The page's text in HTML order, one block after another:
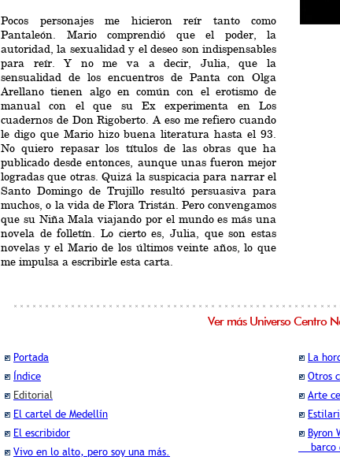
Pocos personajes me hicieron reír tanto como
Pantaleón. Mario comprendió que el poder, la
autoridad, la sexualidad y el deseo son indispensables
para reír. Y no me va a decir, Julia, que la
sensualidad de los encuentros de Panta con Olga
Arellano tienen algo en común con el erotismo de
manual con el que su Ex experimenta en Los
cuadernos de Don Rigoberto. A eso me refiero cuando
le digo que Mario hizo buena literatura hasta el 93.
No quiero repasar los títulos de las obras que ha
publicado desde entonces, aunque unas fueron mejor
logradas que otras. Quizá la suspicacia para narrar el
Santo Domingo de Trujillo resultó persuasiva para
muchos, o la vida de Flora Tristán. Pero convengamos
que su Niña Mala viajando por el mundo es más una
novela de folletín. Lo cierto es, Julia, que son estas
novelas y el Mario de los últimos veinte años, lo que
me impulsa a escribirle esta carta.
Ver más Universo Centro
Portada
Índice
Editorial
El cartel de Medellín
El escribidor
Vivo en lo alto, pero soy una más.
La
Otros
Arte
Byron
barco